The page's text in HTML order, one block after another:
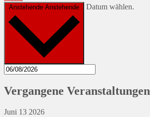
Anstehende Anstehende Datum wählen.
Vergangene Veranstaltungen
Juni 13 2026